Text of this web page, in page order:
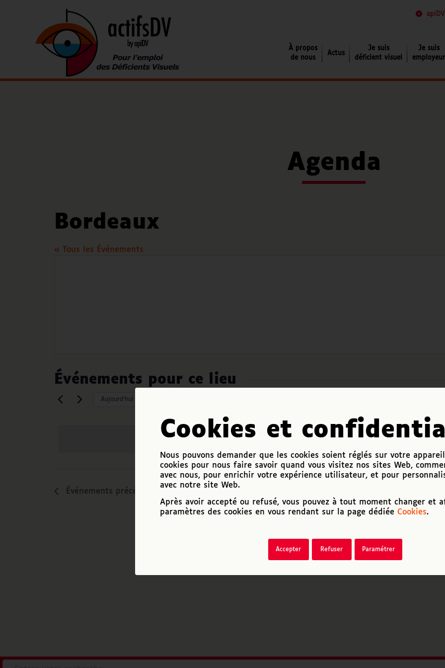
Cookies et
Nous pouvons demander que les cookies soient réglés sur votre
cookies pour nous faire savoir quand vous visitez nos sites Web,
avec nous, pour enrichir votre expérience utilisateur, et pour
avec notre site Web.
Après avoir accepté ou refusé, vous pouvez à tout moment changer et
paramètres des cookies en vous rendant sur la page dédiée Cookies.
Accepter Refuser Paramétrer
apiDV
À propos
de nous
Actus
Je suis déficient visuel
Je suis
déficient visuel
Je suis
employeur
Agenda
Bordeaux
« Tous les Événements
Événements pour ce lieu
Il n’y a pas d’événements à venir.
Aujourd’hui
date.
Événements précédents